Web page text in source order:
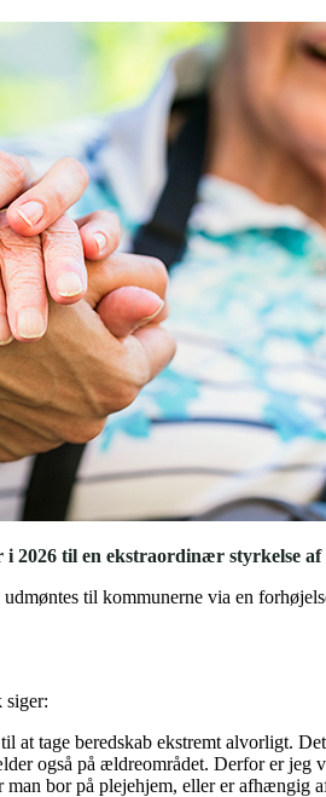
2026 til en ekstraordinær styrkelse
til kommunerne via en
siger:
tage beredskab ekstremt alvorligt.
også på ældreområdet. Derfor er
man bor på plejehjem, eller er afhængig